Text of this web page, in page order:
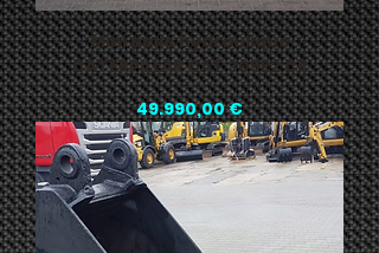
Mini pelle hydraulique
CATERPILLAR CAT 305E2 CR
Pris
49.990,00 €